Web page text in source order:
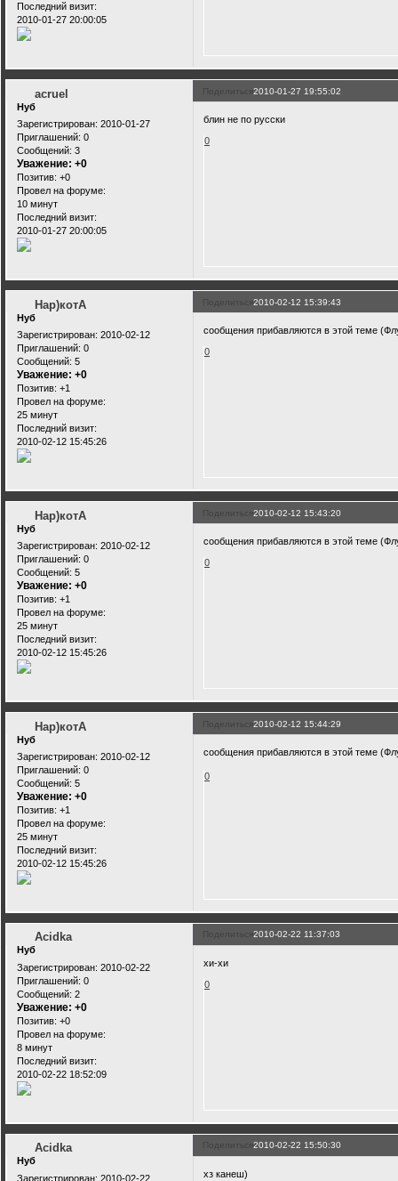
Последний визит:
2010-01-27 20:00:05
Поделиться2010-01-27 19:55:02
acruel
Нуб
Зарегистрирован: 2010-01-27
Приглашений: 0
Сообщений: 3
Уважение: +0
Позитив: +0
Провел на форуме:
10 минут
Последний визит:
2010-01-27 20:00:05
блин не по русски
0
Поделиться2010-02-12 15:39:43
Нар)котА
Нуб
Зарегистрирован: 2010-02-12
Приглашений: 0
Сообщений: 5
Уважение: +0
Позитив: +1
Провел на форуме:
25 минут
Последний визит:
2010-02-12 15:45:26
сообщения прибавляются в этой теме
0
Поделиться2010-02-12 15:43:20
Нар)котА
Нуб
Зарегистрирован: 2010-02-12
Приглашений: 0
Сообщений: 5
Уважение: +0
Позитив: +1
Провел на форуме:
25 минут
Последний визит:
2010-02-12 15:45:26
сообщения прибавляются в этой теме
0
Поделиться2010-02-12 15:44:29
Нар)котА
Нуб
Зарегистрирован: 2010-02-12
Приглашений: 0
Сообщений: 5
Уважение: +0
Позитив: +1
Провел на форуме:
25 минут
Последний визит:
2010-02-12 15:45:26
сообщения прибавляются в этой теме
0
Поделиться2010-02-22 11:37:03
Acidka
Нуб
Зарегистрирован: 2010-02-22
Приглашений: 0
Сообщений: 2
Уважение: +0
Позитив: +0
Провел на форуме:
8 минут
Последний визит:
2010-02-22 18:52:09
хи-хи
0
Поделиться2010-02-22 15:50:30
Acidka
Нуб
Зарегистрирован: 2010-02-22 хз канеш)